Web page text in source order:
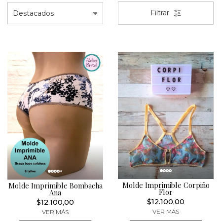
Filtrar
Molde Imprimible Bombacha
Ana
$12.100,00
VER MÁS
Molde Imprimible Corpiño
Flor
$12.100,00
VER MÁS